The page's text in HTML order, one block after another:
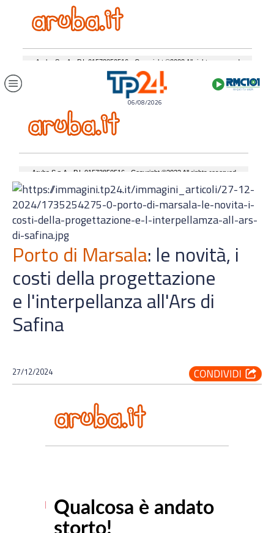
06/08/2026
Porto di Marsala: le novità, i
costi della progettazione
e l'interpellanza all'Ars di
Safina
27/12/2024